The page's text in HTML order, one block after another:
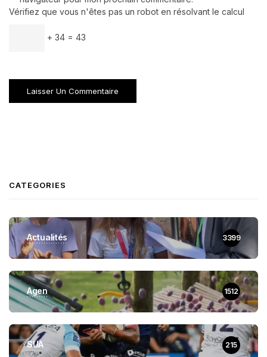
Vérifiez que vous n'êtes pas un robot en résolvant le calcul
+ 34 = 43
CATEGORIES
Actualités 3399
Agen 1512
SUA 215